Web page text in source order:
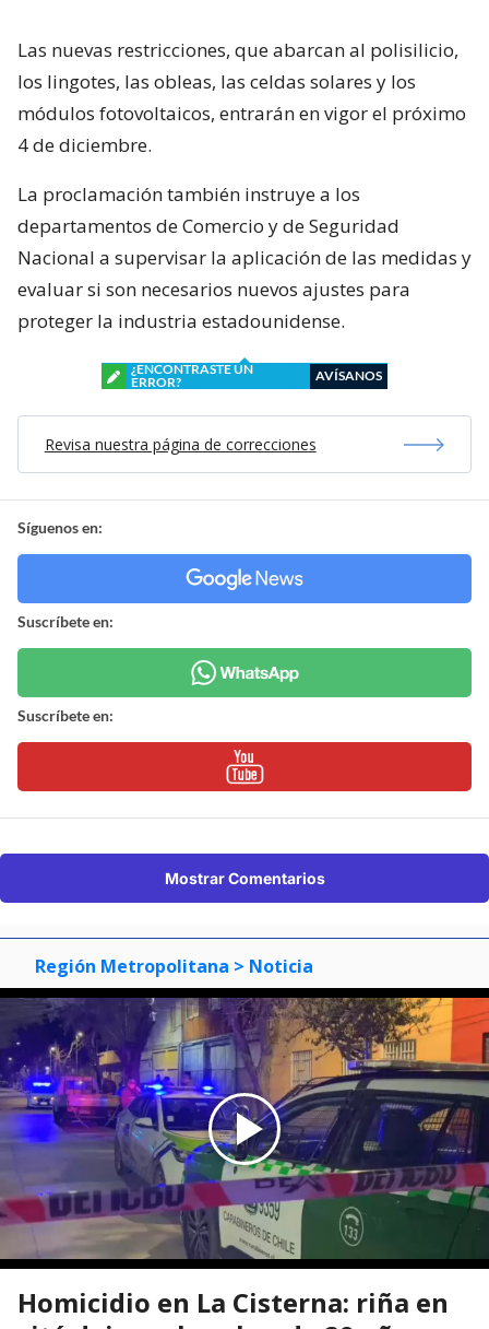
Las nuevas restricciones, que abarcan al polisilicio,
los lingotes, las obleas, las celdas solares y los
módulos fotovoltaicos, entrarán en vigor el próximo
4 de diciembre.
La proclamación también instruye a los
departamentos de Comercio y de Seguridad
Nacional a supervisar la aplicación de las medidas y
evaluar si son necesarios nuevos ajustes para
proteger la industria estadounidense.
¿ENCONTRASTE UN
ERROR?
AVÍSANOS
Revisa nuestra página de correcciones
Síguenos en:
Suscríbete en:
Suscríbete en:
Mostrar Comentarios
Región Metropolitana > Noticia
Homicidio en La Cisterna: riña en